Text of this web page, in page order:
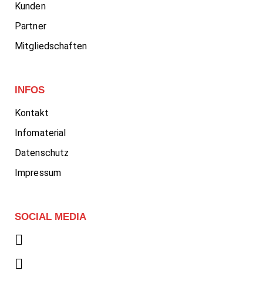
Kunden
Partner
Mitgliedschaften
INFOS
Kontakt
Infomaterial
Datenschutz
Impressum
SOCIAL MEDIA